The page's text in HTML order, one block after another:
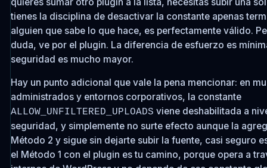
tienes la disciplina de desactivar la constante apenas
alguien que sabe lo que hace, es perfectamente válido.
duda, ve por el plugin. La diferencia de esfuerzo es
seguridad es mucho mayor.
Hay un punto adicional que vale la pena mencionar: en
administrados y entornos corporativos, la constante
ALLOW_UNFILTERED_UPLOADS viene deshabilitada a
seguridad, y simplemente no surte efecto aunque la
Método 2 y sigue sin dejarte subir la fuente, casi seguro
el Método 1 con el plugin es tu camino, porque opera a